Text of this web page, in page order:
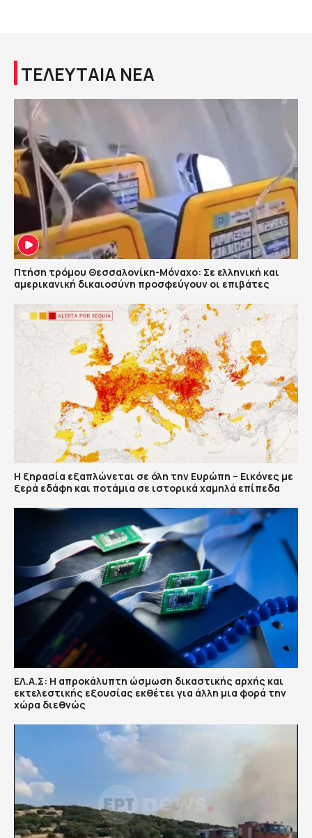
ΤΕΛΕΥΤΑΙΑ ΝΕΑ
Πτήση τρόμου Θεσσαλονίκη-Μόναχο: Σε ελληνική και
αμερικανική δικαιοσύνη προσφεύγουν οι επιβάτες
Η ξηρασία εξαπλώνεται σε όλη την Ευρώπη – Εικόνες με
ξερά εδάφη και ποτάμια σε ιστορικά χαμηλά επίπεδα
ΕΛ.Α.Σ: Η απροκάλυπτη ώσμωση δικαστικής αρχής και
εκτελεστικής εξουσίας εκθέτει για άλλη μια φορά την
χώρα διεθνώς